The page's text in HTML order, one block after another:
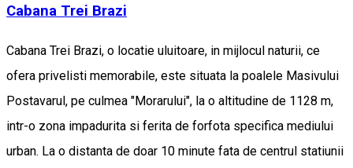
Cabana Trei Brazi
Cabana Trei Brazi, o locatie uluitoare, in mijlocul naturii, ce
ofera privelisti memorabile, este situata la poalele Masivului
Postavarul, pe culmea "Morarului", la o altitudine de 1128 m,
intr-o zona impadurita si ferita de forfota specifica mediului
urban. La o distanta de doar 10 minute fata de centrul statiunii